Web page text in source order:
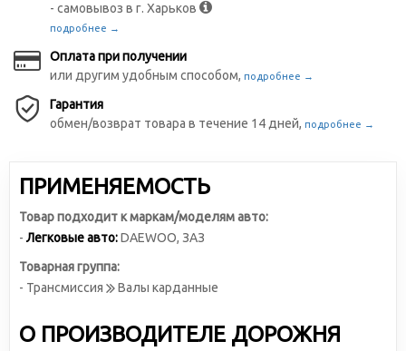
- самовывоз в г. Харьков
подробнее →
Оплата при получении
или другим удобным способом, подробнее →
Гарантия
обмен/возврат товара в течение 14 дней, подробнее →
ПРИМЕНЯЕМОСТЬ
Товар подходит к маркам/моделям авто:
-Легковые авто:DAEWOO, ЗАЗ
Товарная группа:
- Трансмиссия
Валы карданные
О ПРОИЗВОДИТЕЛЕ ДОРОЖНЯ